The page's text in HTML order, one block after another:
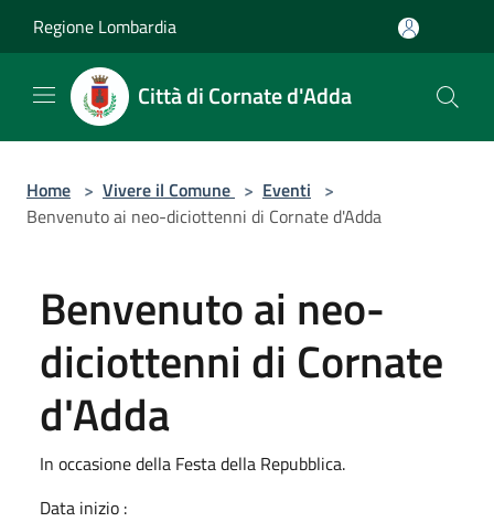
Regione Lombardia
Città di Cornate d'Adda
Home > Vivere il Comune > Eventi >
Benvenuto ai neo-diciottenni di Cornate d'Adda
Benvenuto ai neo-
diciottenni di Cornate
d'Adda
In occasione della Festa della Repubblica.
Data inizio :